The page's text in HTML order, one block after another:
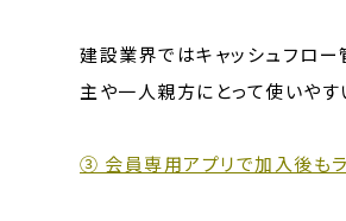
建設業界ではキャッシュフロ
主や一人親方にとって使いやす
③ 会員専用アプリで加入後も